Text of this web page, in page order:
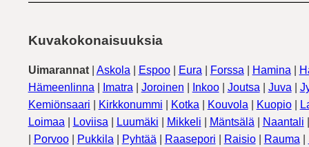
Kuvakokonaisuuksia
Uimarannat| Askola Espoo| Eura Forssa Hamina
Hämeenlinna
Imatra Joroinen Inkoo| Joutsa Juva
Kemiönsaari
Kirkkonummi Kotka Kouvola Kuopio|
Loimaa
Loviisa Luumäki Mikkeli Mäntsälä Naantali
Porvoo| Pukkila Pyhtää Raasepori Raisio| Rauma